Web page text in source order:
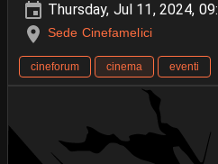
Thursday, Jul 11, 2024,
Sede Cinefamelici
cineforum cinema eventi